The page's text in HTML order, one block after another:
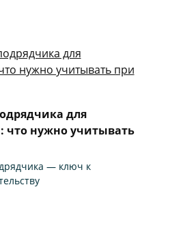
для
что нужно учитывать
— ключ к